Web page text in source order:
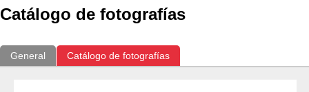
Catálogo de fotografías
General Catálogo de fotografías